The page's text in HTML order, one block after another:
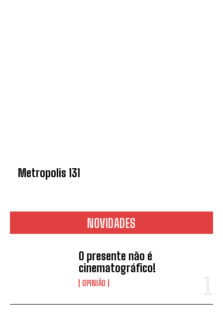
Metropolis 131
NOVIDADES
O presente não é
cinematográfico!
OPINIÃO